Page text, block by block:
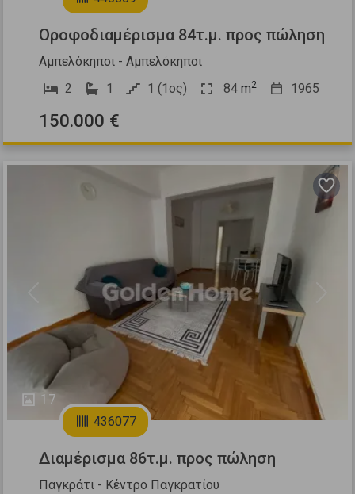
Οροφοδιαμέρισμα 84τ.μ. προς πώληση
Αμπελόκηποι - Αμπελόκηποι
2
1 1 (1ος) 84 m2 1965
150.000 €
17
436077
Διαμέρισμα 86τ.μ. προς πώληση
Παγκράτι - Κέντρο Παγκρατίου